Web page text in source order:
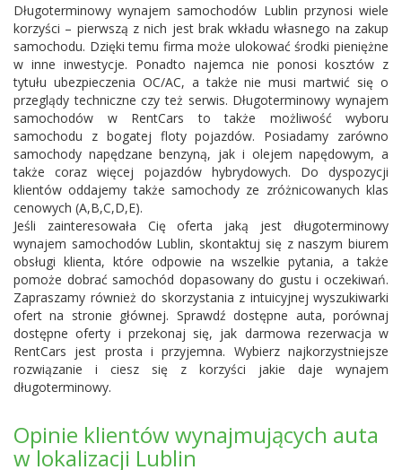
Długoterminowy wynajem samochodów Lublin przynosi wiele
korzyści – pierwszą z nich jest brak wkładu własnego na zakup
samochodu. Dzięki temu firma może ulokować środki pieniężne
w inne inwestycje. Ponadto najemca nie ponosi kosztów z
tytułu ubezpieczenia OC/AC, a także nie musi martwić się o
przeglądy techniczne czy też serwis. Długoterminowy wynajem
samochodów w RentCars to także możliwość wyboru
samochodu z bogatej floty pojazdów. Posiadamy zarówno
samochody napędzane benzyną, jak i olejem napędowym, a
także coraz więcej pojazdów hybrydowych. Do dyspozycji
klientów oddajemy także samochody ze zróżnicowanych klas
cenowych (A,B,C,D,E).
Jeśli zainteresowała Cię oferta jaką jest długoterminowy
wynajem samochodów Lublin, skontaktuj się z naszym biurem
obsługi klienta, które odpowie na wszelkie pytania, a także
pomoże dobrać samochód dopasowany do gustu i oczekiwań.
Zapraszamy również do skorzystania z intuicyjnej wyszukiwarki
ofert na stronie głównej. Sprawdź dostępne auta, porównaj
dostępne oferty i przekonaj się, jak darmowa rezerwacja w
RentCars jest prosta i przyjemna. Wybierz najkorzystniejsze
rozwiązanie i ciesz się z korzyści jakie daje wynajem
długoterminowy.
Opinie klientów wynajmujących auta
w lokalizacji Lublin